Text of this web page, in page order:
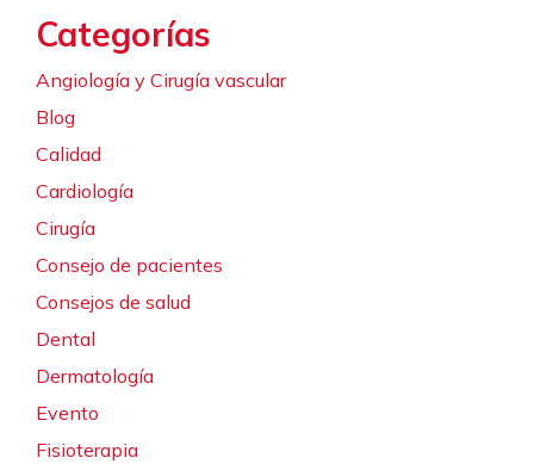
Categorías
Angiología y Cirugía vascular
Blog
Calidad
Cardiología
Cirugía
Consejo de pacientes
Consejos de salud
Dental
Dermatología
Evento
Fisioterapia